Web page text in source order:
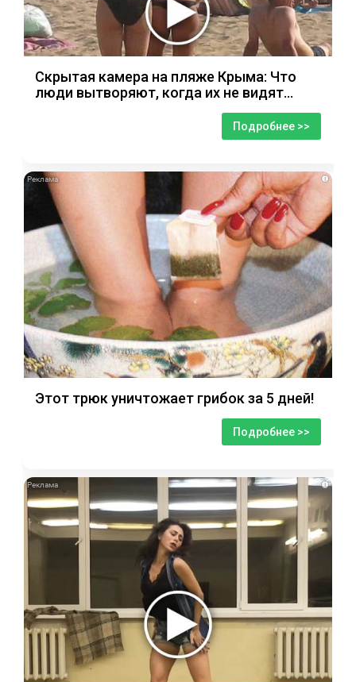
Скрытая камера на пляже Крыма: Что
люди вытворяют, когда их не видят...
Подробнее >>
i
Этот трюк уничтожает грибок за 5 дней!
Подробнее >>
i